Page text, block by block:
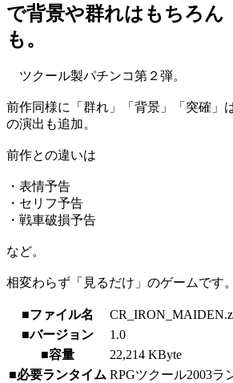
で背景や群れはもちろん
も。
ツクール製パチンコ第２弾。
前作同様に「群れ」「背景」「突確」
の演出も追加。
前作との違いは
・表情予告
・セリフ予告
・戦車破損予告
など。
相変わらず「見るだけ」のゲームです。
■ファイル名
■バージョン
1.0
■容量
22,214 KByte
■必要ランタイム RPGツクール2003ラ